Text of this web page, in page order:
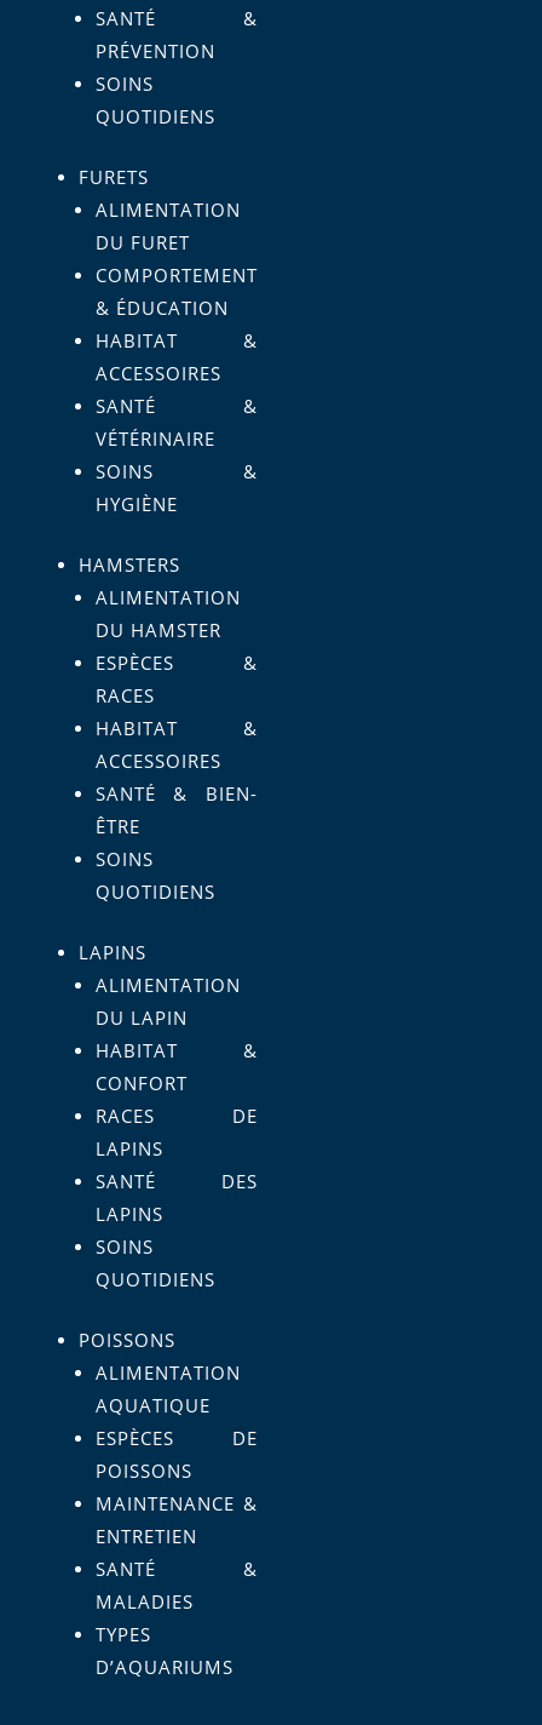
SANTÉ &
PRÉVENTION
SOINS
QUOTIDIENS
FURETS
ALIMENTATION
DU FURET
COMPORTEMENT
& ÉDUCATION
HABITAT &
ACCESSOIRES
SANTÉ &
VÉTÉRINAIRE
SOINS &
HYGIÈNE
HAMSTERS
ALIMENTATION
DU HAMSTER
ESPÈCES &
RACES
HABITAT &
ACCESSOIRES
SANTÉ & BIEN-
ÊTRE
SOINS
QUOTIDIENS
LAPINS
ALIMENTATION
DU LAPIN
HABITAT &
CONFORT
RACES DE
LAPINS
SANTÉ DES
LAPINS
SOINS
QUOTIDIENS
POISSONS
ALIMENTATION
AQUATIQUE
ESPÈCES DE
POISSONS
MAINTENANCE &
ENTRETIEN
SANTÉ &
MALADIES
TYPES
D’AQUARIUMS